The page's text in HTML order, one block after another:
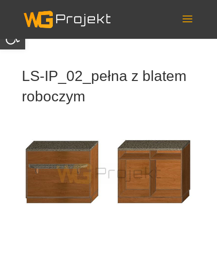
Otwórz pasek narzędzi
content
LS-IP_02_pełna z blatem
roboczym